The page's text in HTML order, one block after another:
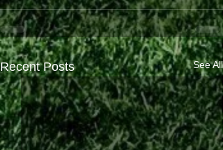
Recent Posts See All